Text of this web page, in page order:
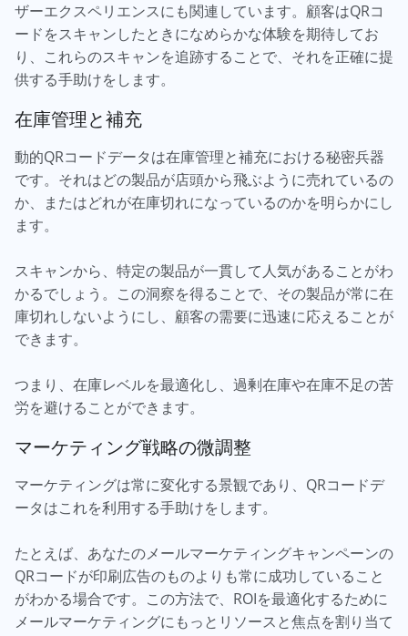
ザーエクスペリエンスにも関連しています。顧客はQRコ
ードをスキャンしたときになめらかな体験を期待してお
り、これらのスキャンを追跡することで、それを正確に提
供する手助けをします。
在庫管理と補充
動的QRコードデータは在庫管理と補充における秘密兵器
です。それはどの製品が店頭から飛ぶように売れているの
か、またはどれが在庫切れになっているのかを明らかにし
ます。
スキャンから、特定の製品が一貫して人気があることがわ
かるでしょう。この洞察を得ることで、その製品が常に在
庫切れしないようにし、顧客の需要に迅速に応えることが
できます。
つまり、在庫レベルを最適化し、過剰在庫や在庫不足の苦
労を避けることができます。
マーケティング戦略の微調整
マーケティングは常に変化する景観であり、QRコードデ
ータはこれを利用する手助けをします。
たとえば、あなたのメールマーケティングキャンペーンの
QRコードが印刷広告のものよりも常に成功していること
がわかる場合です。この方法で、ROIを最適化するために
メールマーケティングにもっとリソースと焦点を割り当て